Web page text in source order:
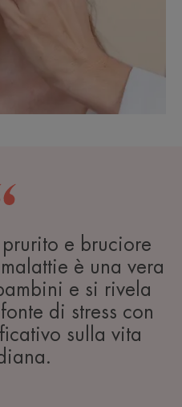
e bruciore
è una vera
e si rivela
di stress con
sulla vita